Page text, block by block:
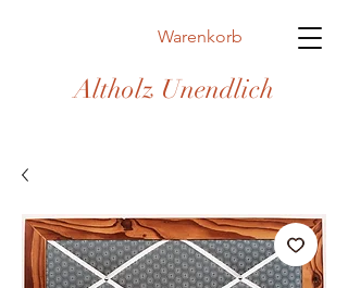
Warenkorb
Altholz Unendlich